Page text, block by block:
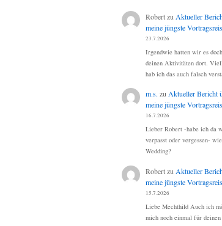
Robertzu Aktueller
meine jüngste
23.7.2026
Irgendwie hatten wir es
deinen Aktivitäten dort.
hab ich das auch falsch
m.s. zuAktueller Bericht
meine jüngste
16.7.2026
Lieber Robert -habe ich da
verpasst oder vergessen-
Wedding?
Robertzu Aktueller
meine jüngste
15.7.2026
Liebe Mechthild Auch ich
mich noch einmal für deinen